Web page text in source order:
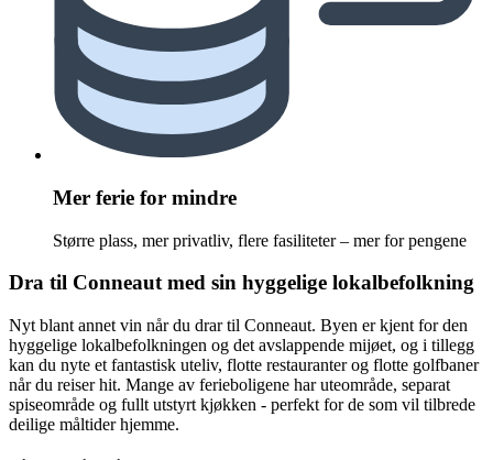
Mer ferie for mindre
Større plass, mer privatliv, flere fasiliteter – mer for pengene
Dra til Conneaut med sin hyggelige lokalbefolkning
Nyt blant annet vin når du drar til Conneaut. Byen er kjent for den
hyggelige lokalbefolkningen og det avslappende mijøet, og i tillegg
kan du nyte et fantastisk uteliv, flotte restauranter og flotte golfbaner
når du reiser hit. Mange av ferieboligene har uteområde, separat
spiseområde og fullt utstyrt kjøkken - perfekt for de som vil tilbrede
deilige måltider hjemme.